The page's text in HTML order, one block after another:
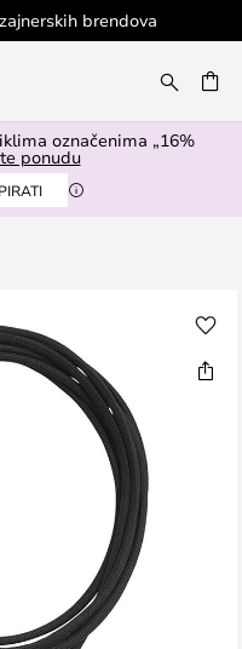
brendova
označenima „16%
ponudu